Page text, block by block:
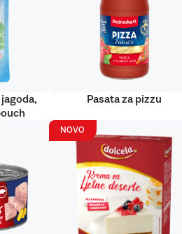
Pasata za pizzu
NOVO